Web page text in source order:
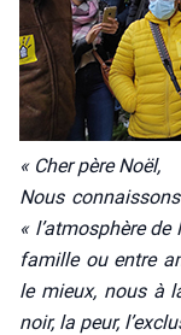
« Cher père Noël,
Nous
« l’atmosphère
famille ou entre
le mieux, nous à
noir, la peur,